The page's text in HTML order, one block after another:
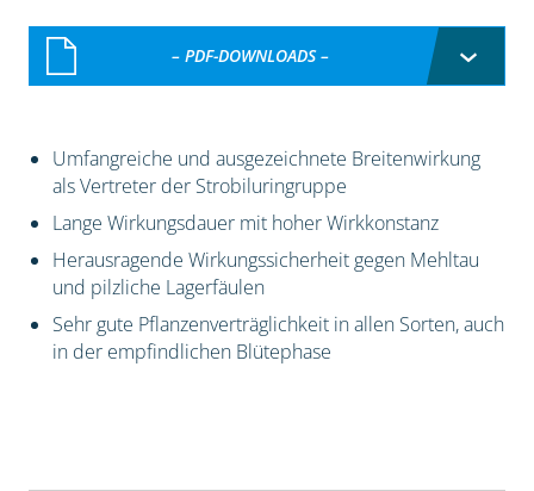
– PDF-DOWNLOADS –
Umfangreiche und ausgezeichnete Breitenwirkung
als Vertreter der Strobiluringruppe
Lange Wirkungsdauer mit hoher Wirkkonstanz
Herausragende Wirkungssicherheit gegen Mehltau
und pilzliche Lagerfäulen
Sehr gute Pflanzenverträglichkeit in allen Sorten, auch
in der empfindlichen Blütephase